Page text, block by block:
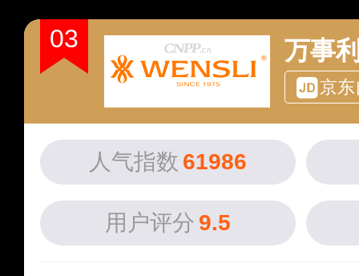
03 万事
京
人气指数 61986
用户评分 9.5